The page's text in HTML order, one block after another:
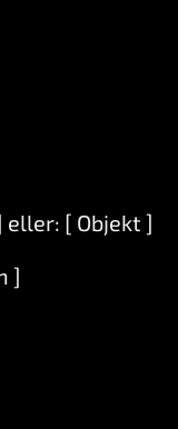
eller: [ Objekt ]
]